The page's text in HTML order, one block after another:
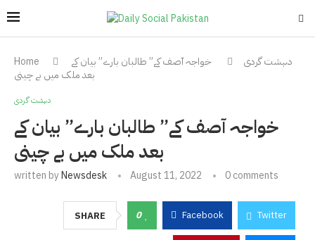
Home دہشت گردی
خواجہ آصف کے” طالبان بارے” بیان کے
بعد ملک میں بے چینی
دہشت گردی
خواجہ آصف کے” طالبان بارے” بیان کے
بعد ملک میں بے چینی
written byNewsdesk August 11, 2022 0 comments
SHARE 0 Facebook Twitter